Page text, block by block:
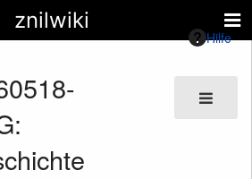
znilwiki
Hilfe